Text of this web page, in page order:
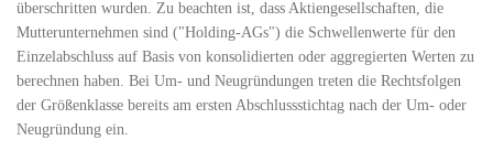
überschritten wurden. Zu beachten ist, dass Aktiengesellschaften, die
Mutterunternehmen sind ("Holding-AGs") die Schwellenwerte für den
Einzelabschluss auf Basis von konsolidierten oder aggregierten Werten zu
berechnen haben. Bei Um- und Neugründungen treten die Rechtsfolgen
der Größenklasse bereits am ersten Abschlussstichtag nach der Um- oder
Neugründung ein.